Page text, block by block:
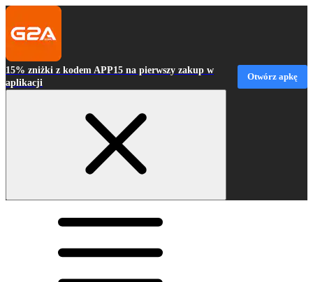
15% zniżki z kodem APP15 na pierwszy zakup w
aplikacji
Otwórz apkę